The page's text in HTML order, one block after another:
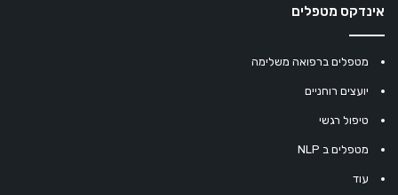
אינדקס מטפלים
מטפלים ברפואה משלימה
יועצים רוחניים
טיפול רגשי
מטפלים ב NLP
עוד